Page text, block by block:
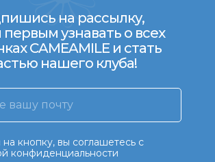
кнопку, вы соглашетесь с
конфиденциальности
на рассылку,
узнавать о всех
CAMEAMILE и стать
нашего клуба!